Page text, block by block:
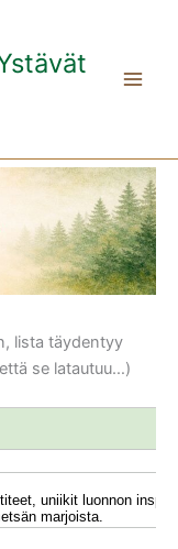
lista täydentyy
se latautuu…)